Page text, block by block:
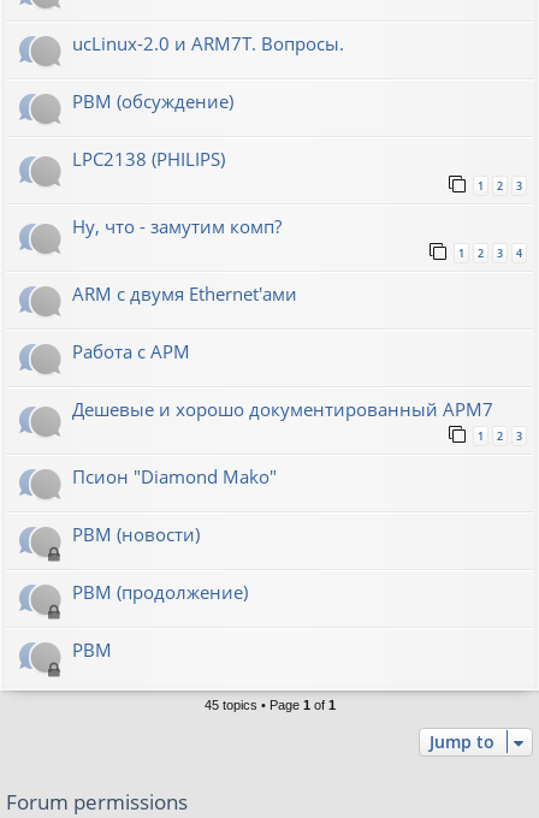
ucLinux-2.0 и ARM7T. Вопросы.
РВМ (обсуждение)
LPC2138 (PHILIPS)
1 2 3
Ну, что - замутим комп?
1 2 3 4
ARM с двумя Ethernet'ами
Работа с АРМ
Дешевые и хорошо документированный АРМ7
1 2 3
Псион "Diamond Mako"
РВМ (новости)
РВМ (продолжение)
РВМ
45 topics • Page 1 of 1
Jump to
Forum permissions